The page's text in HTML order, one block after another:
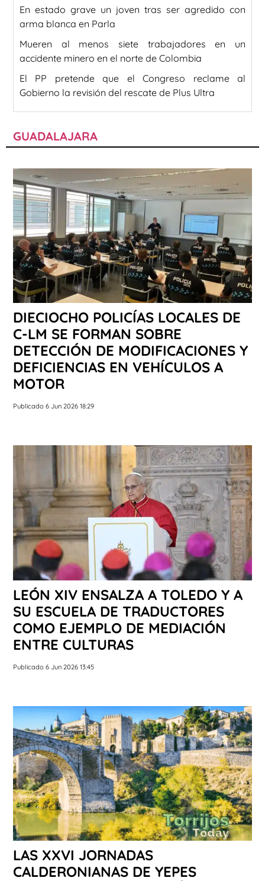
En estado grave un joven tras ser agredido con
arma blanca en Parla
Mueren al menos siete trabajadores en un
accidente minero en el norte de Colombia
El PP pretende que el Congreso reclame al
Gobierno la revisión del rescate de Plus Ultra
GUADALAJARA
DIECIOCHO POLICÍAS LOCALES DE
C-LM SE FORMAN SOBRE
DETECCIÓN DE MODIFICACIONES Y
DEFICIENCIAS EN VEHÍCULOS A
MOTOR
Publicado 6 Jun 2026 18:29
LEÓN XIV ENSALZA A TOLEDO Y A
SU ESCUELA DE TRADUCTORES
COMO EJEMPLO DE MEDIACIÓN
ENTRE CULTURAS
Publicado 6 Jun 2026 13:45
LAS XXVI JORNADAS
CALDERONIANAS DE YEPES